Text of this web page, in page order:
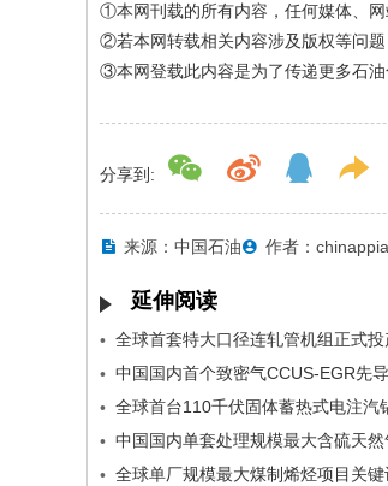
①本网刊载的所有内容，任何媒体、网
②若本网转载相关内容涉及版权等问题
③本网登载此内容是为了传递更多石油
分享到:
来源：中国石油 作者：
延伸阅读
• 全球首套特大口径连轧管机组正式投
• 中国国内首个致密气CCUS-EGR先
• 全球首台110千伏固体蓄热式电注汽
• 中国国内单套处理规模最大含硫天
• 全球单厂规模最大煤制烯烃项目关